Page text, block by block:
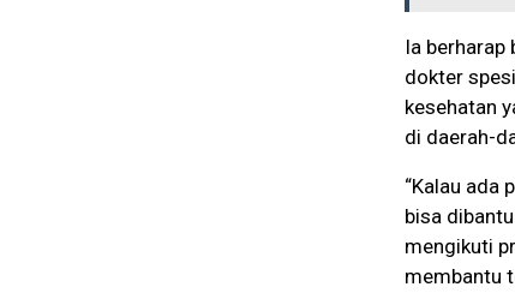
Ia berharap
dokter
kesehatan
di daerah-
“Kalau ada
bisa
mengikuti
membantu